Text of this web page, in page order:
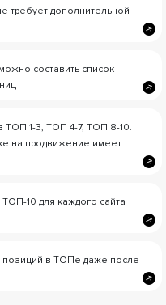
требует дополнительной
составить список
ТОП 1-3, ТОП 4-7, ТОП 8-10.
на продвижение имеет
10 для каждого сайта
позиций в ТОПе даже после